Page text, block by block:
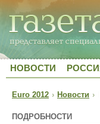
НОВОСТИ
Euro 2012 › Новости ›
ПОДРОБНОСТИ